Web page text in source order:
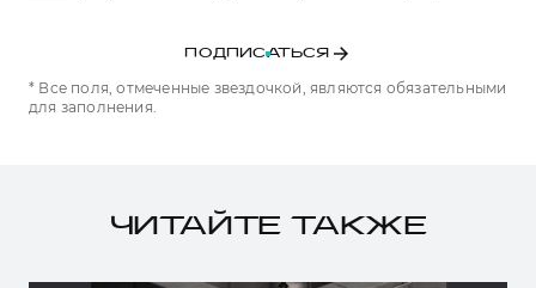
ПОДПИСАТЬСЯ
* Все поля, отмеченные звездочкой, являются обязательными
для заполнения.
ЧИТАЙТЕ ТАКЖЕ